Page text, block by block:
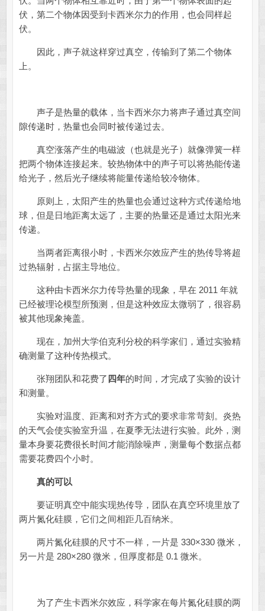
伏，第二个物体因受到卡西米尔力的作用，也会同样起
伏。
因此，声子就这样穿过真空，传输到了第二个物体
上。
声子是热量的载体，当卡西米尔力将声子通过真空间
隙传递时，热量也会同时被传递过去。
真空涨落产生的电磁波（也就是光子）就像弹簧一样
把两个物体连接起来。较热物体中的声子可以将热能传递
给光子，然后光子继续将能量传递给较冷物体。
原则上，太阳产生的热量也会通过这种方式传递给地
球，但是日地距离太远了，主要的热量还是通过太阳光来
传递。
当两者距离很小时，卡西米尔效应产生的热传导将超
过热辐射，占据主导地位。
这种由卡西米尔力传导热量的现象，早在 2011 年就
已经被理论模型所预测，但是这种效应太微弱了，很容易
被其他现象掩盖。
现在，加州大学伯克利分校的科学家们，通过实验精
确测量了这种传热模式。
张翔团队和花费了 四年的时间，才完成了实验的设计
和测量。
实验对温度、距离和对齐方式的要求非常苛刻。炎热
的天气会使实验室升温，在夏季无法进行实验。此外，测
量本身要花费很长时间才能消除噪声，测量每个数据点都
需要花费四个小时。
真的可以
要证明真空中能实现热传导，团队在真空环境里放了
两片氮化硅膜，它们之间相距几百纳米。
两片氮化硅膜的尺寸不一样，一片是 330×330 微米，
另一片是 280×280 微米，但厚度都是 0.1 微米。
为了产生卡西米尔效应，科学家在每片氮化硅膜的两